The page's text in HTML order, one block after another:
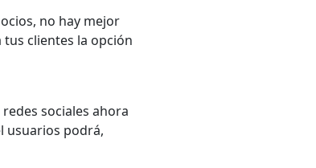
no hay mejor
clientes la opción
sociales ahora
usuarios podrá,